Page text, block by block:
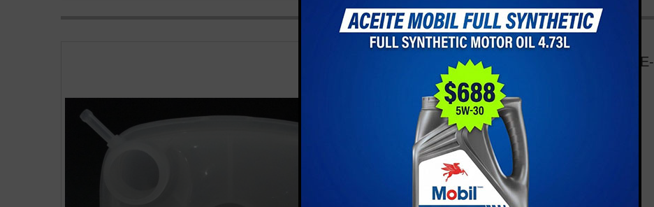
DEPOSITO REFRIGERANTE CARIBE-
ATLANTIC POINTER 98-00
Referencia 171 121 407 E
Marca BRUCK
CodigoVK 4838
Condición New product